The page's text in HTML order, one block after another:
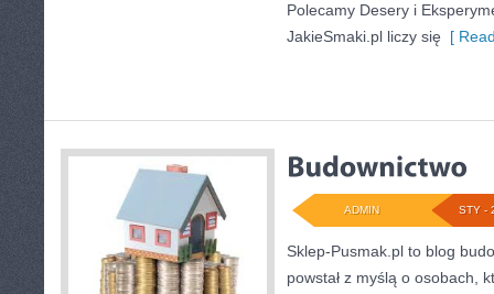
Polecamy Desery i
JakieSmaki.pl liczy się [
STY -
ADMIN
Sklep-Pusmak.pl to blog
powstał z myślą o osobach,